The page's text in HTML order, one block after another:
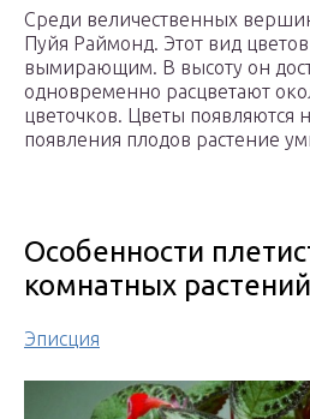
Среди величественных
Пуйя Раймонд. Этот вид цветов
вымирающим. В высоту он
одновременно расцветают
цветочков. Цветы появляются
появления плодов растение
Особенности
комнатных
Эписция